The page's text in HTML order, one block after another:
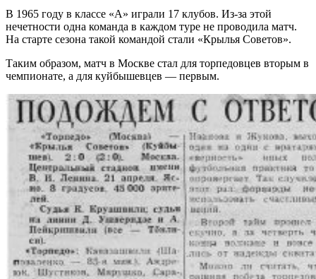
В 1965 году в классе «А» играли 17 клубов. Из-за этой
нечетности одна команда в каждом туре не проводила матч.
На старте сезона такой командой стали «Крылья Советов».
Таким образом, матч в Москве стал для торпедовцев вторым в
чемпионате, а для куйбышевцев — первым.